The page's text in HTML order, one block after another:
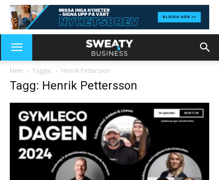
Hem Taggar Henrik Pettersson
Tagg: Henrik Pettersson